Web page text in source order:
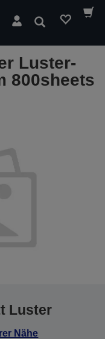
Suchen
Luster-
800sheets
Luster
Nähe